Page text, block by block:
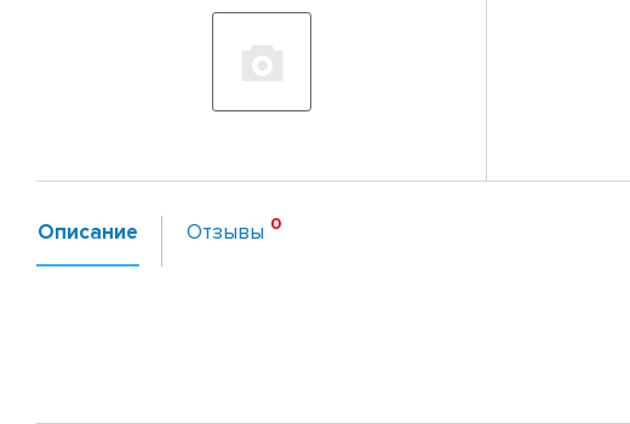
Описание Отзывы